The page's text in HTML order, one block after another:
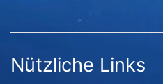
Nützliche Links